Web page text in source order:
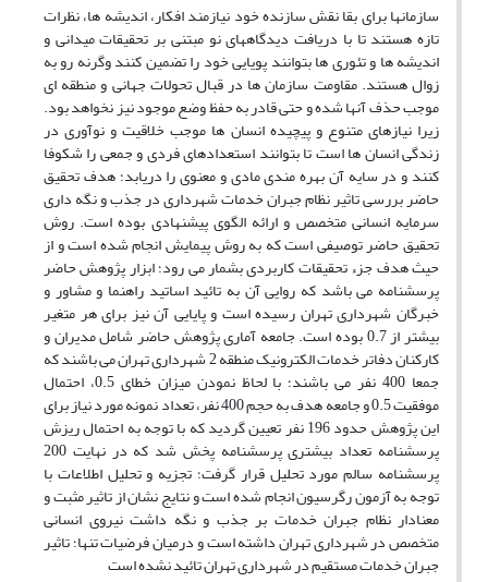
سازمانها برای بقا نقش سازنده خود نیازمند افکار، اندیشه ها، نظرات
تازه هستند تا با دریافت دیدگاههای نو مبتنی بر تحقیقات میدانی و
اندیشه ها و تئوری ها بتوانند پویایی خود را تضمین کنند وگرنه رو به
زوال هستند. مقاومت سازمان ها در قبال تحولات جهانی و منطقه ای
موجب حذف آنها شده و حتی قادر به حفظ وضع موجود نیز نخواهد بود.
زیرا نیازهای متنوع و پیچیده انسان ها موجب خلاقیت و نوآوری در
زندگی انسان ها است تا بتوانند استعدادهای فردی و جمعی را شکوفا
کنند و در سایه آن بهره مندی مادی و معنوی را دریابد؛ هدف تحقیق
حاضر بررسی تاثیر نظام جبران خدمات شهرداری در جذب و نگه داری
سرمایه انسانی متخصص و ارائه الگوی پیشنهادی بوده است. روش
تحقیق حاضر توصیفی است که به روش پیمایش انجام شده است و از
حیث هدف جزء تحقیقات کاربردی بشمار می رود؛ ابزار پژوهش حاضر
پرسشنامه می باشد که روایی آن به تائید اساتید راهنما و مشاور و
خبرگان شهرداری تهران رسیده است و پایایی آن نیز برای هر متغیر
بیشتر از 0.7 بوده است. جامعه آماری پژوهش حاضر شامل مدیران و
کارکنان دفاتر خدمات الکترونیک منطقه 2 شهرداری تهران می باشند که
جمعا 400 نفر می باشند؛ با لحاظ نمودن میزان خطای 0.5، احتمال
موفقیت 0.5 و جامعه هدف به حجم 400 نفر، تعداد نمونه مورد نیاز برای
این پژوهش حدود 196 نفر تعیین گردید که با توجه به احتمال ریزش
پرسشنامه تعداد بیشتری پرسشنامه پخش شد که در نهایت 200
پرسشنامه سالم مورد تحلیل قرار گرفت؛ تجزیه و تحلیل اطلاعات با
توجه به آزمون رگرسیون انجام شده است و نتایج نشان از تاثیر مثبت و
معنادار نظام جبران خدمات بر جذب و نگه داشت نیروی انسانی
متخصص در شهرداری تهران داشته است و درمیان فرضیات تنها؛ تاثیر
جبران خدمات مستقیم در شهرداری تهران تائید نشده است